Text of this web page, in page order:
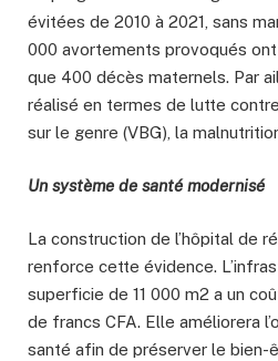
évitées de 2010 à 2021, sans
000 avortements provoqués
que 400 décès maternels. Par
réalisé en termes de lutte
sur le genre (VBG), la
Un système de santé modernisé
La construction de l’hôpital de
renforce cette évidence.
superficie de 11 000 m2 a un
de francs CFA. Elle améliorera
santé afin de préserver le bien-